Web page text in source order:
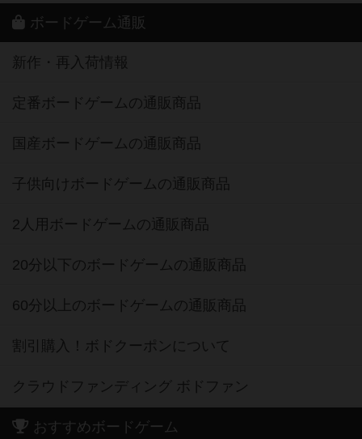
ボードゲーム通販
新作・再入荷情報
定番ボードゲームの通販商品
国産ボードゲームの通販商品
子供向けボードゲームの通販商品
2人用ボードゲームの通販商品
20分以下のボードゲームの通販商品
60分以上のボードゲームの通販商品
割引購入！ボドクーポンについて
クラウドファンディング ボドファン
おすすめボードゲーム